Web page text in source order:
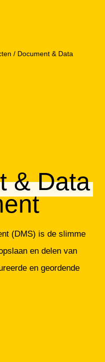
/ Document & Data
& Data
(DMS) is de slimme
en delen van
en geordende